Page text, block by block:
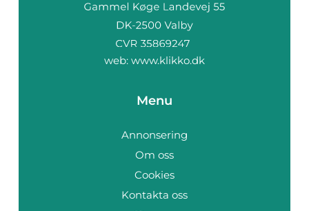
web: www.klikko.dk
Menu
Annonsering
Om oss
Cookies
Kontakta oss